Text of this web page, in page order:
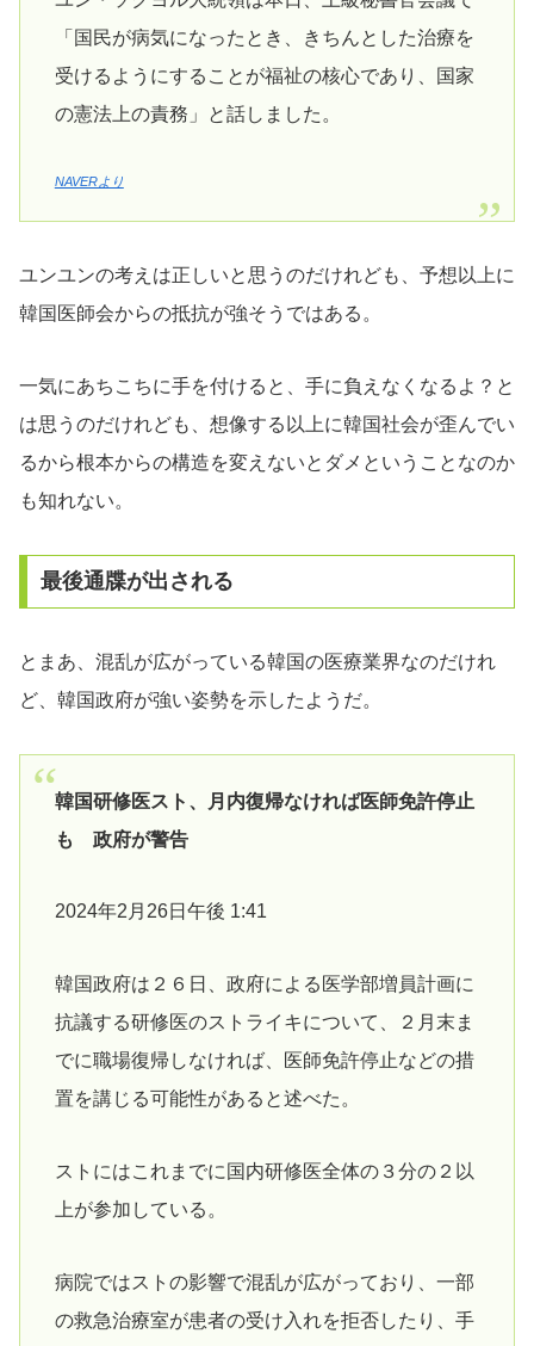
「国民が病気になったとき、きちんとした治療を
受けるようにすることが福祉の核心であり、国家
の憲法上の責務」と話しました。
NAVERより
ユンユンの考えは正しいと思うのだけれども、予想以上に
韓国医師会からの抵抗が強そうではある。
一気にあちこちに手を付けると、手に負えなくなるよ？と
は思うのだけれども、想像する以上に韓国社会が歪んでい
るから根本からの構造を変えないとダメということなのか
も知れない。
最後通牒が出される
とまあ、混乱が広がっている韓国の医療業界なのだけれ
ど、韓国政府が強い姿勢を示したようだ。
韓国研修医スト、月内復帰なければ医師免許停止
も 政府が警告
2024年2月26日午後 1:41
韓国政府は２６日、政府による医学部増員計画に
抗議する研修医のストライキについて、２月末ま
でに職場復帰しなければ、医師免許停止などの措
置を講じる可能性があると述べた。
ストにはこれまでに国内研修医全体の３分の２以
上が参加している。
病院ではストの影響で混乱が広がっており、一部
の救急治療室が患者の受け入れを拒否したり、手